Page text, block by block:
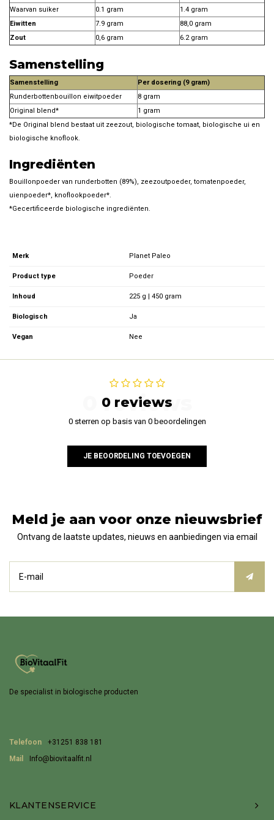
Waarvan suiker
0.1 gram
1.4 gram
Eiwitten
7.9 gram
88,0 gram
Zout
0,6 gram 6.2 gram
Samenstelling
Samenstelling
Per dosering (9 gram)
Runderbottenbouillon eiwitpoeder
8 gram
Original blend*
1 gram
*De Original blend bestaat uit zeezout, biologische tomaat, biologische ui en
biologische knoflook.
Ingrediënten
Bouillonpoeder van runderbotten (89%), zeezoutpoeder, tomatenpoeder,
uienpoeder*, knoflookpoeder*.
*Gecertificeerde biologische ingrediënten.
Merk Planet Paleo
Product type Poeder
Inhoud 225 g | 450 gram
Biologisch Ja
Vegan Nee
0 reviews
0 reviews
0 sterren op basis van 0 beoordelingen
JE BEOORDELING TOEVOEGEN
Meld je aan voor onze nieuwsbrief
Ontvang de laatste updates, nieuws en aanbiedingen via email
De specialist in biologische producten
Telefoon
+31251 838 181
Mail
Info@biovitaalfit.nl
KLANTENSERVICE